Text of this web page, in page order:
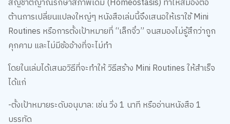
ต้านการเปลี่ยนแปลงใหญ่ๆ หนังสือเล่มนี้จึงเสนอให้เราใช้ Mini
Routines หรือการตั้งเป้าหมายที่ “เล็กจิ๋ว” จนสมองไม่รู้สึกว่าถูก
คุกคาม และไม่มีข้ออ้างที่จะไม่ทำ
โดยในเล่มได้เสนอวิธีที่จะทำให้ วิธีสร้าง Mini Routines ให้สำเร็จ
ได้แก่
บรรทัด